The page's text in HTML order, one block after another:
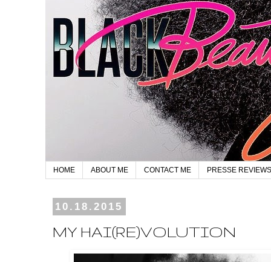
HOME ABOUT ME CONTACT ME PRESSE REVIEWS
10.18.2015
MY HAI(RE)VOLUTION